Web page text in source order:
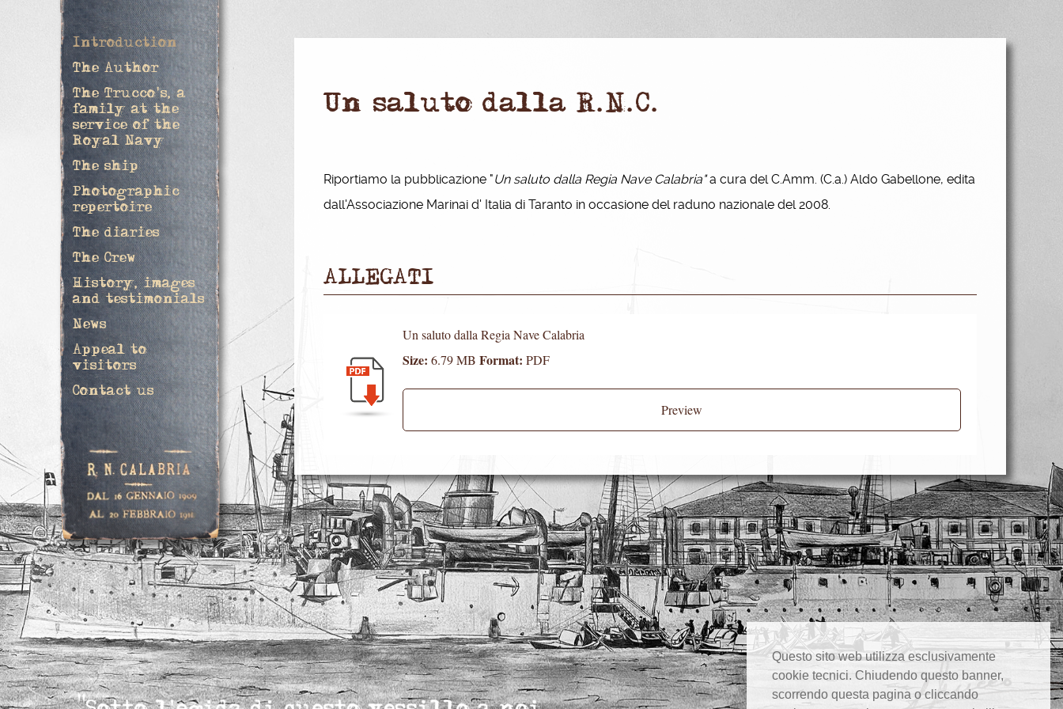
Questo sito web utilizza esclusivamente
cookie tecnici. Chiudendo questo banner,
scorrendo questa pagina o cliccando
Introduction
The Author
The Trucco's, a
family at the
service of the
Royal Navy
The ship
Photographic
repertoire
The diaries
The Crew
History, images
and testimonials
News
Appeal to
visitors
Contact us
Un saluto dalla R.N.C.
Riportiamo la pubblicazione "Un saluto dalla Regia Nave Calabria"a cura del C.Amm. (C.a.) Aldo Gabellone, edita
dall'Associazione Marinai d' Italia di Taranto in occasione del raduno nazionale del 2008.
ALLEGATI
Un saluto dalla Regia Nave Calabria
Size: 6.79 MB Format: PDF
Preview